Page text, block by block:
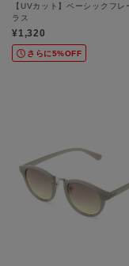
【UVカット】ベーシックフレ
ラス
¥1,320
さらに5%OFF